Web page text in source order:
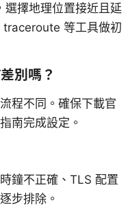
選擇地理位置接近且延
traceroute 等工具做初
別嗎？
程不同。確保下載官
南完成設定。
鐘不正確、TLS 配置
步排除。